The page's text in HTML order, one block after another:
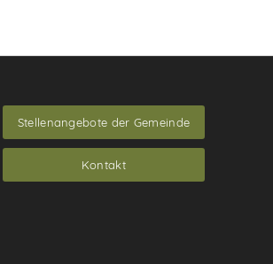
Stellenangebote der Gemeinde
Kontakt